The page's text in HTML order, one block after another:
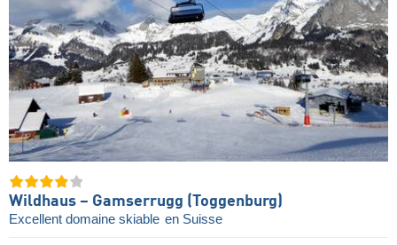
Wildhaus – Gamserrugg (Toggenburg)
Excellent domaine skiable en Suisse